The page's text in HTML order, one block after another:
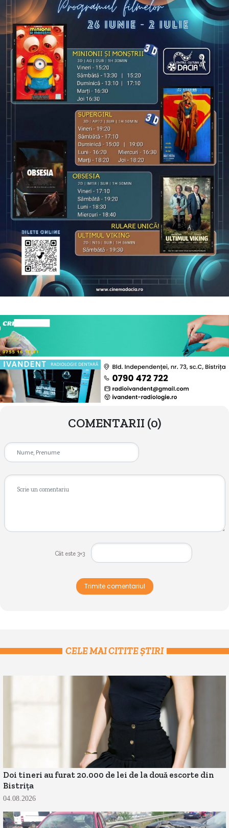
COMENTARII (0)
Cât este 3+3
Trimite comentariul
CELE MAI CITITE ȘTIRI
Doi tineri au furat 20.000 de lei de la două escorte din
Bistrița
04.08.2026